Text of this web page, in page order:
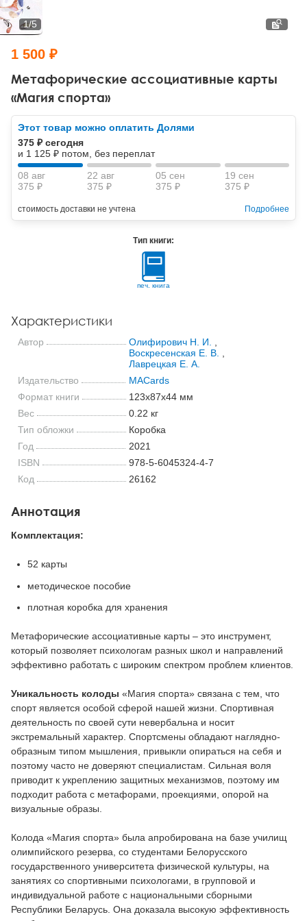
Тревожные расстройства, панические атаки
Психодрама
Другие направления психотерапии
Классический, эриксоновский гипноз и НЛП
НЛП
Психология труда и эргономика
Социальная психология
Социальная и организационная психология
Классический и юнгианский психоанализ
Метафорические ассоциативные карты
«Магия спорта»
1/5
1 500 ₽
Этот товар можно оплатить Долями
375 ₽ сегодня
и 1 125 ₽ потом, без переплат
08 авг
375 ₽
22 авг
375 ₽
05 сен
375 ₽
19 сен
375 ₽
стоимость доставки не учтена Подробнее
Тип книги:
печ. книга
Характеристики
Автор Олифирович Н. И.
Воскресенская Е. В.
Лаврецкая Е. А.
Издательство
MACards
Формат книги
123x87x44 мм
Вес
0.22 кг
Тип обложки
Коробка
Год
2021
ISBN
978-5-6045324-4-7
Код
26162
Аннотация
Комплектация:
52 карты
методическое пособие
плотная коробка для хранения
Метафорические ассоциативные карты – это инструмент,
который позволяет психологам разных школ и направлений
эффективно работать с широким спектром проблем клиентов.
Уникальность колоды «Магия спорта» связана с тем, что
спорт является особой сферой нашей жизни. Спортивная
деятельность по своей сути невербальна и носит
экстремальный характер. Спортсмены обладают наглядно-
образным типом мышления, привыкли опираться на себя и
поэтому часто не доверяют специалистам. Сильная воля
приводит к укреплению защитных механизмов, поэтому им
подходит работа с метафорами, проекциями, опорой на
визуальные образы.
Колода «Магия спорта» была апробирована на базе училищ
олимпийского резерва, со студентами Белорусского
государственного университета физической культуры, на
занятиях со спортивными психологами, в групповой и
индивидуальной работе с национальными сборными
Республики Беларусь. Она доказала высокую эффективность